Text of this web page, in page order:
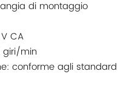
di montaggio
CA
giri/min
conforme agli standard